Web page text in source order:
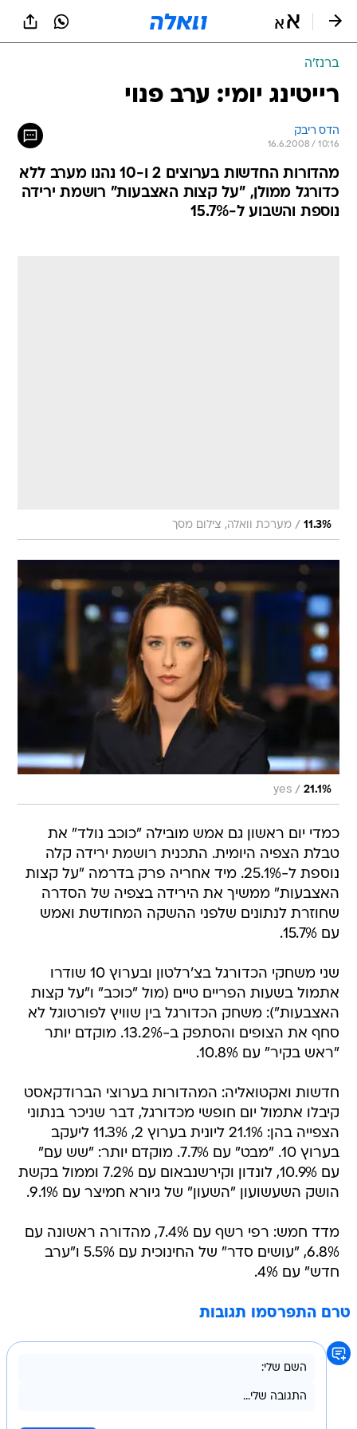
ברנז'ה
רייטינג יומי: ערב פנוי
הדס ריבק
16.6.2008 / 10:16
מהדורות החדשות בערוצים 2 ו-10 נהנו מערב ללא
כדורגל ממולן, "על קצות האצבעות" רושמת ירידה
נוספת והשבוע ל-15.7%
11.3%
/ מערכת וואלה, צילום מסך
21.1%
/
yes
כמדי יום ראשון גם אמש מובילה "כוכב נולד" את
טבלת הצפיה היומית. התכנית רושמת ירידה קלה
נוספת ל-25.1%. מיד אחריה פרק בדרמה "על קצות
האצבעות" ממשיך את הירידה בצפיה של הסדרה
שחוזרת לנתונים שלפני ההשקה המחודשת ואמש
עם 15.7%.
שני משחקי הכדורגל בצ'רלטון ובערוץ 10 שודרו
אתמול בשעות הפריים טיים (מול "כוכב" ו"על קצות
האצבעות"): משחק הכדורגל בין שוויץ לפורטוגל לא
סחף את הצופים והסתפק ב-13.2%. מוקדם יותר
"ראש בקיר" עם 10.8%.
חדשות ואקטואליה: המהדורות בערוצי הברודקאסט
קיבלו אתמול יום חופשי מכדורגל, דבר שניכר בנתוני
הצפייה בהן: 21.1% ליונית בערוץ 2, 11.3% ליעקב
בערוץ 10. "מבט" עם 7.7%. מוקדם יותר: "שש עם"
עם 10.9%, לונדון וקירשנבאום עם 7.2% וממול בקשת
הושק השעשועון "השעון" של גיורא חמיצר עם 9.1%.
מדד חמש: רפי רשף עם 7.4%, מהדורה ראשונה עם
6.8%, "עושים סדר" של החינוכית עם 5.5% ו"ערב
חדש" עם 4%.
טרם התפרסמו תגובות